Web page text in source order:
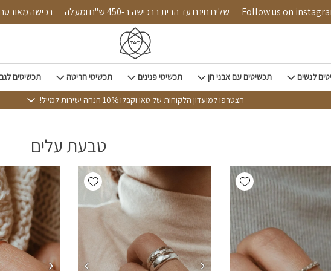
Follow us on instagram: שליח חינם עד הבית ברכישה ב-450 ש"ח ומעלה
לנשים תכשיטים עם אבני חן תכשיטי פנינים תכשיטי חריטה תכשיטים
הצטרפו למועדון הלקוחות של טאו וקבלו 10% הנחה ישירות למייל!
טבעת עלים
Add wishlist
Add wishlist